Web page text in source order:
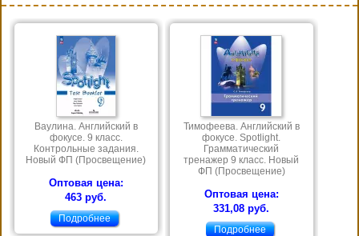
Ваулина. Английский в
фокусе. 9 класс.
Контрольные задания.
Новый ФП (Просвещение)
Оптовая цена:
463 руб.
Подробнее
Тимофеева. Английский в
фокусе. Spotlight.
Грамматический
тренажер 9 класс. Новый
ФП (Просвещение)
Оптовая цена:
331,08 руб.
Подробнее